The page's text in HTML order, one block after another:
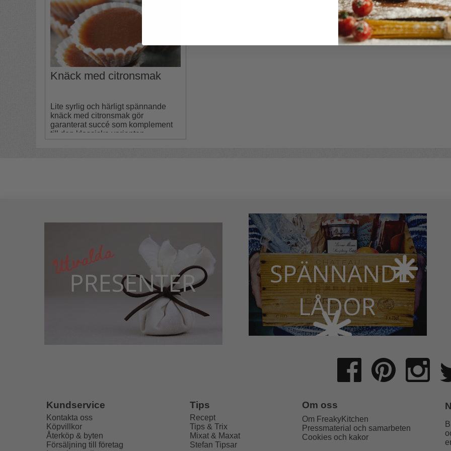
Knäck med citronsmak
Lite syrlig och härligt spännande
knäck med citronsmak gör
garanterat succé som komplement
till den klassiska varianten.
Kundservice
Kontakta oss
Köpvillkor
Återköp & byten
Försäljning till företag
Tips
Recept
Tips & Trix
Mixat & Maxat
Stefan Tipsar
Om oss
Om FreakyKitchen
Pressmaterial och samarbeten
Cookies och kakor